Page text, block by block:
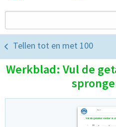
Tellen tot en met 100
Werkblad: Vul de